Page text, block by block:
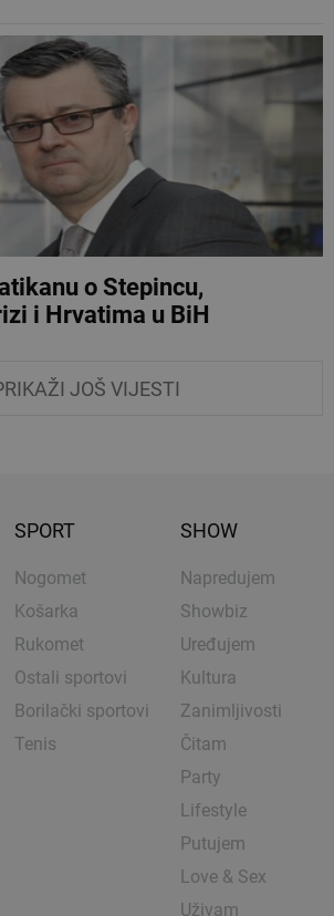
o Stepincu,
i Hrvatima u BiH
JOŠ VIJESTI
SPORT
Nogomet
Košarka
Rukomet
Ostali sportovi
Borilački sportovi
Tenis
SHOW
Napredujem
Showbiz
Uređujem
Kultura
Zanimljivosti
Čitam
Party
Lifestyle
Putujem
Love & Sex
Uživam